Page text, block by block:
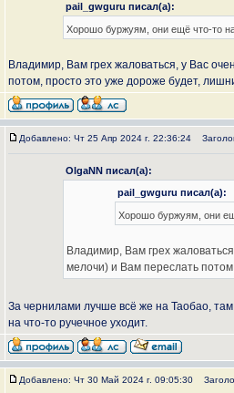
pail_gwguru писал(а):
Хорошо буржуям, они ещё что-то на
Владимир, Вам грех жаловаться, у Вас
потом, просто это уже дороже будет,
Добавлено: Чт 25 Апр 2024 г. 22:36:24
OlgaNN писал(а):
pail_gwguru писал(а):
Хорошо буржуям, они
Владимир, Вам грех
мелочи) и Вам переслать
За чернилами лучше всё же на Таобао,
на что-то ручечное уходит.
Добавлено: Чт 30 Май 2024 г. 09:05:30